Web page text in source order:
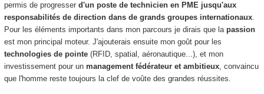
permis de progresser d'un poste de technicien en PME jusqu'aux
responsabilités de direction dans de grands groupes internationaux.
Pour les éléments importants dans mon parcours je dirais que la passion
est mon principal moteur. J'ajouterais ensuite mon goût pour les
technologies de pointe(RFID, spatial, aéronautique...), et mon
investissement pour un management fédérateur et ambitieux, convaincu
que l'homme reste toujours la clef de voûte des grandes réussites.